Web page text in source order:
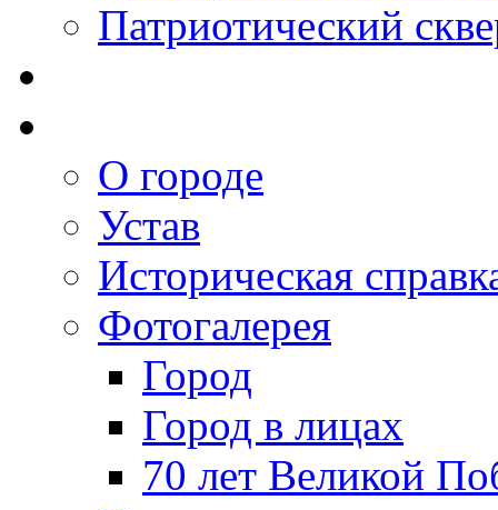
Патриотический
О городе
Устав
Историческая
Фотогалерея
Город
Город в лицах
70 лет Великой